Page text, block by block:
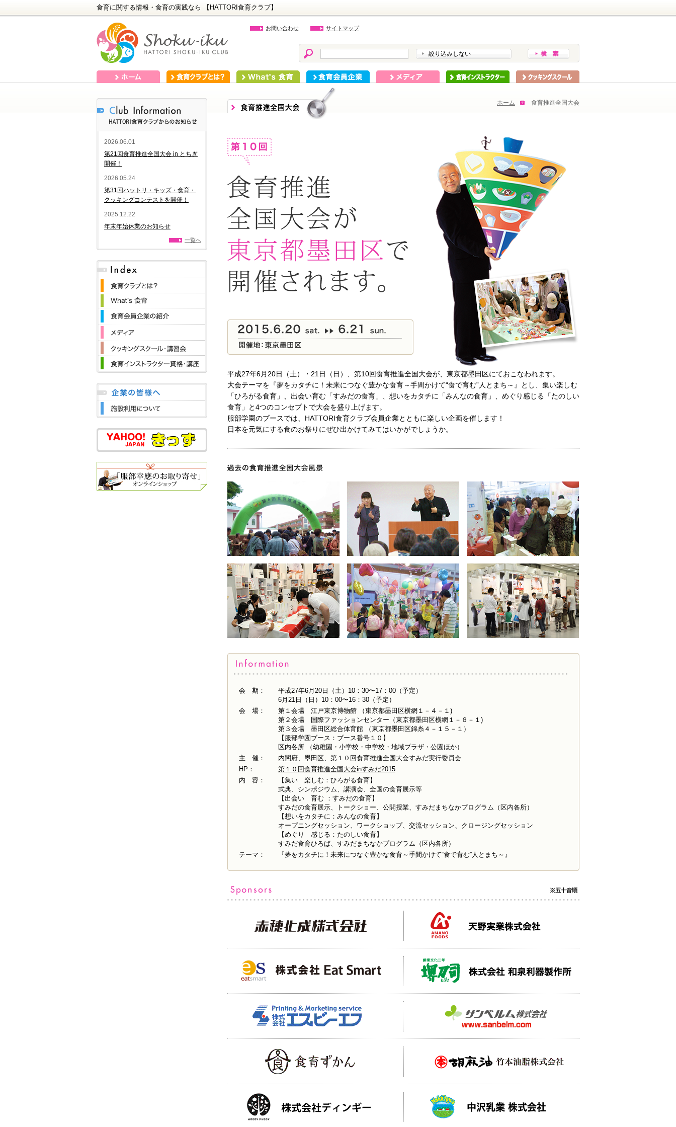
食育に関する情報・食育の実践なら 【HATTORI食育クラブ】
お問い合わせ サイトマップ
絞り込みしない
食育会員企業
ホーム 食育推進全国大会
平成27年6月20日（土）・21日（日）、第10回食育推進全国大会が、東京都墨田区にておこなわれます。
大会テーマを『夢をカタチに！未来につなぐ豊かな食育～手間かけて“食で育む”人とまち～』とし、集い楽しむ
「ひろがる食育」、出会い育む「すみだの食育」、想いをカタチに「みんなの食育」、めぐり感じる「たのしい
食育」と4つのコンセプトで大会を盛り上げます。
服部学園のブースでは、HATTORI食育クラブ会員企業とともに楽しい企画を催します！
日本を元気にする食のお祭りにぜひ出かけてみてはいかがでしょうか。
会 期：
平成27年6月20日（土）10：30〜17：00（予定）
6月21日（日）10：00〜16：30（予定）
会 場：
第１会場 江戸東京博物館 （東京都墨田区横網１－４－１)
第２会場 国際ファッションセンター（東京都墨田区横網１－６－１)
第３会場 墨田区総合体育館 （東京都墨田区錦糸４－１５－１）
【服部学園ブース：ブース番号１０】
区内各所 （幼稚園・小学校・中学校・地域プラザ・公園ほか）
主 催：
内閣府、墨田区、第１０回食育推進全国大会すみだ実行委員会
HP：
第１０回食育推進全国大会inすみだ2015
内 容：
【集い 楽しむ：ひろがる食育】
式典、シンポジウム、講演会、全国の食育展示等
【出会い 育む ：すみだの食育】
すみだの食育展示、トークショー、公開授業、すみだまちなかプログラム（区内各所）
【想いをカタチに：みんなの食育】
オープニングセッション、ワークショップ、交流セッション、クロージングセッション
【めぐり 感じる：たのしい食育】
すみだ食育ひろば、すみだまちなかプログラム（区内各所）
テーマ：
『夢をカタチに！未来につなぐ豊かな食育～手間かけて“食で育む”人とまち～』
2026.06.01
第21回食育推進全国大会 in とちぎ
開催！
2026.05.24
第31回ハットリ・キッズ・食育・
クッキングコンテストを開催！
2025.12.22
年末年始休業のお知らせ
一覧へ